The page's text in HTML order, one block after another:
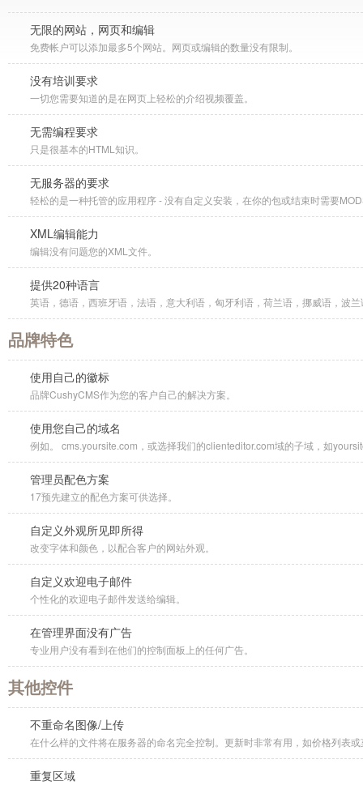
无限的网站，网页和编辑
免费帐户可以添加最多5个网站。网页或编辑的数量没有限制。
没有培训要求
一切您需要知道的是在网页上轻松的介绍视频覆盖。
无需编程要求
只是很基本的HTML知识。
无服务器的要求
轻松的是一种托管的应用程序 - 没有自定义安装，在你的包或结束时需要
XML编辑能力
编辑没有问题您的XML文件。
提供20种语言
英语，德语，西班牙语，法语，意大利语，匈牙利语，荷兰语，挪威语，波
品牌特色
使用自己的徽标
品牌CushyCMS作为您的客户自己的解决方案。
使用您自己的域名
例如。 cms.yoursite.com，或选择我们的clienteditor.com域的子域，如
管理员配色方案
17预先建立的配色方案可供选择。
自定义外观所见即所得
改变字体和颜色，以配合客户的网站外观。
自定义欢迎电子邮件
个性化的欢迎电子邮件发送给编辑。
在管理界面没有广告
专业用户没有看到在他们的控制面板上的任何广告。
其他控件
不重命名图像/上传
在什么样的文件将在服务器的命名完全控制。更新时非常有用，如价格列表
重复区域